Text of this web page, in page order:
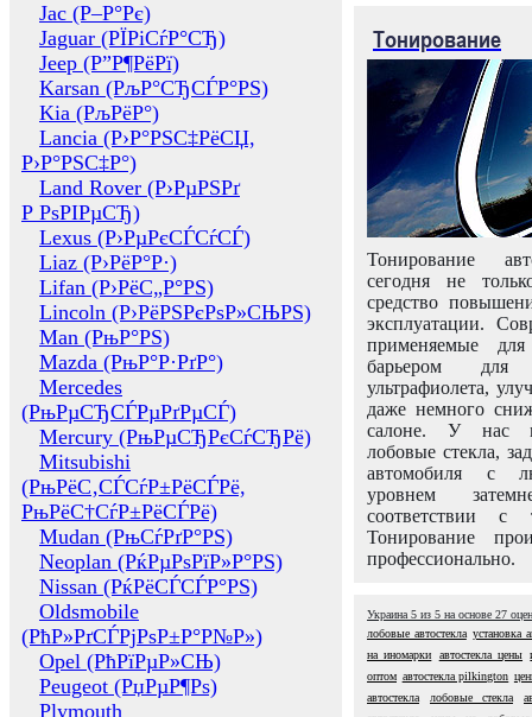
Jac (Р–Р°Рє)
Jaguar (РЇРіСѓР°СЂ)
Jeep (Р”Р¶РёРї)
Karsan (РљР°СЂСЃР°РЅ)
Kia (РљРёР°)
Lancia (Р›Р°РЅС‡РёСЏ,
Р›Р°РЅС‡Р°)
Land Rover (Р›РµРЅРґ
Р РѕРІРµСЂ)
Lexus (Р›РµРєСЃСѓСЃ)
Liaz (Р›РёР°Р·)
Lifan (Р›РёС„Р°РЅ)
Lincoln (Р›РёРЅРєРѕР»СЊРЅ)
Man (РњР°РЅ)
Mazda (РњР°Р·РґР°)
Mercedes
(РњРµСЂСЃРµРґРµСЃ)
Mercury (РњРµСЂРєСѓСЂРё)
Mitsubishi
(РњРёС‚СЃСѓР±РёСЃРё,
РњРёС†СѓР±РёСЃРё)
Mudan (РњСѓРґР°РЅ)
Neoplan (РќРµРѕРїР»Р°РЅ)
Nissan (РќРёСЃСЃР°РЅ)
Oldsmobile
(РћР»РґСЃРјРѕР±Р°Р№Р»)
Opel (РћРїРµР»СЊ)
Peugeot (РџРµР¶Рѕ)
Plymouth
Тонирование
Тонирование
сегодня не
средство
эксплуатации.
применяемые
барьером для
ультрафиолета,
даже немного
салоне. У нас
лобовые стекла,
автомобиля с
уровнем
соответствии с
Тонирование
профессионально.
Украина 5 из 5 на основе 27
лобовые автостекла установка
на иномарки
автостекла цены
оптом автостекла pilkington
автостекла
лобовые стекла